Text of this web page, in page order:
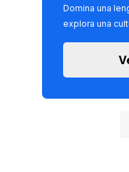
Domina una
explora una